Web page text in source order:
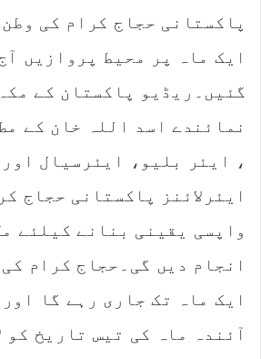
پاکستانی حجاج کرام کی
ایک ماہ پر محیط پروازیں
گئیں۔ریڈیو پاکستان کے
نمائندے اسد اللہ خان کے
، ایئر بلیو، ایئرسیال
ایئرلائنز پاکستانی حجاج
واپسی یقینی بنانے کیلئے
انجام دیں گی۔حجاج کرام
ایک ماہ تک جاری رہے گا
آئندہ ماہ کی تیس تاریخ کو